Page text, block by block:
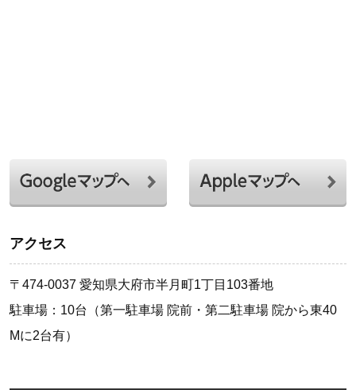
アクセス
〒474-0037 愛知県大府市半月町1丁目103番地
駐車場：10台（第一駐車場 院前・第二駐車場 院から東40
Mに2台有）